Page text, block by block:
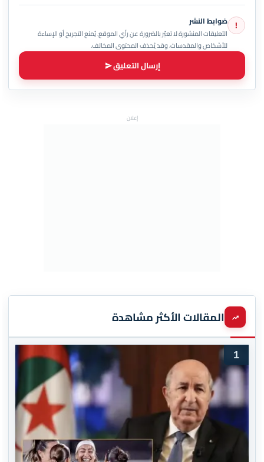
! ضوابط النشر
التعليقات المنشورة لا تعبّر بالضرورة عن رأي الموقع. يُمنع التجريح أو الإساءة
للأشخاص والمقدسات، وقد يُحذف المحتوى المخالف.
إرسال التعليق
إعلان
المقالات الأكثر مشاهدة
1